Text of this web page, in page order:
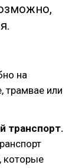
на
трамвае или
транспорт.
которые